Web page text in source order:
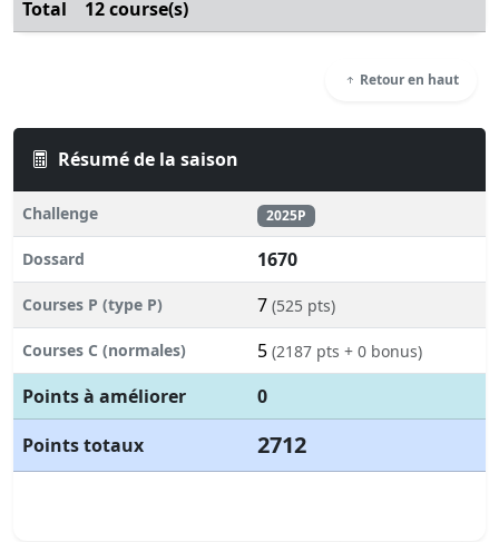
Total 12 course(s)
Retour en haut
Résumé de la saison
Challenge 2025P
Dossard 1670
Courses P (type P) 7 (525 pts)
Courses C (normales) 5 (2187 pts + 0 bonus)
Points à améliorer
0
Points totaux
2712